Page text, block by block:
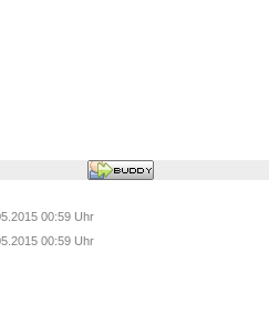
00:59 Uhr
00:59 Uhr